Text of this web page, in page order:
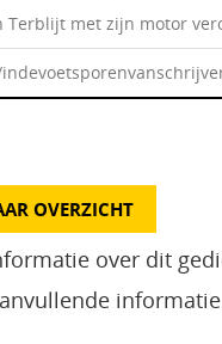
Terblijt met zijn motor
OVERZICHT
over dit